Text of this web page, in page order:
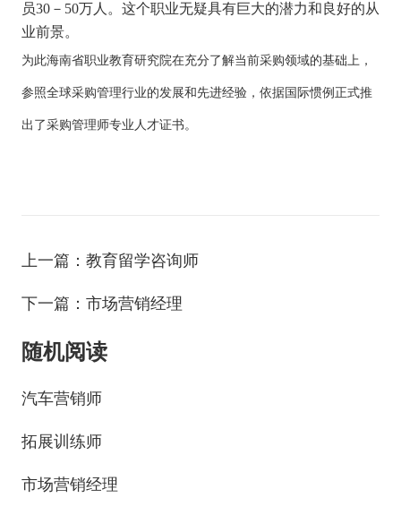
员30－50万人。这个职业无疑具有巨大的潜力和良好的从
业前景。
为此海南省职业教育研究院在充分了解当前采购领域的基础上，
参照全球采购管理行业的发展和先进经验，依据国际惯例正式推
出了采购管理师专业人才证书。
上一篇：教育留学咨询师
下一篇：市场营销经理
随机阅读
汽车营销师
拓展训练师
市场营销经理